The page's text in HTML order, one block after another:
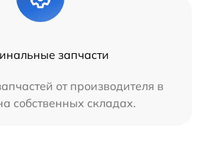
запчасти
от производителя в
собственных складах.